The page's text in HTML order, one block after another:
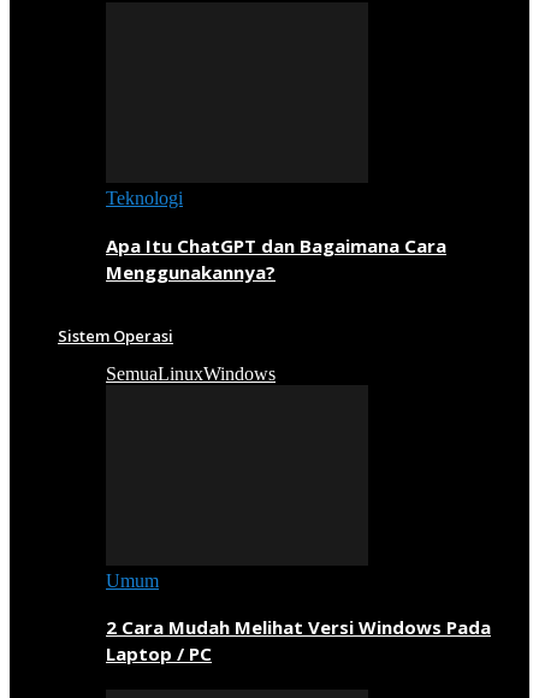
Teknologi
Apa Itu ChatGPT dan Bagaimana Cara
Menggunakannya?
Sistem Operasi
SemuaLinuxWindows
Umum
2 Cara Mudah Melihat Versi Windows Pada
Laptop / PC